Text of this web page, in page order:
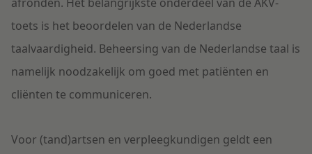
toets is het beoordelen van de Nederlandse
taalvaardigheid. Beheersing van de Nederlandse taal is
namelijk noodzakelijk om goed met patiënten en
cliënten te communiceren.
Voor (tand)artsen en verpleegkundigen geldt een